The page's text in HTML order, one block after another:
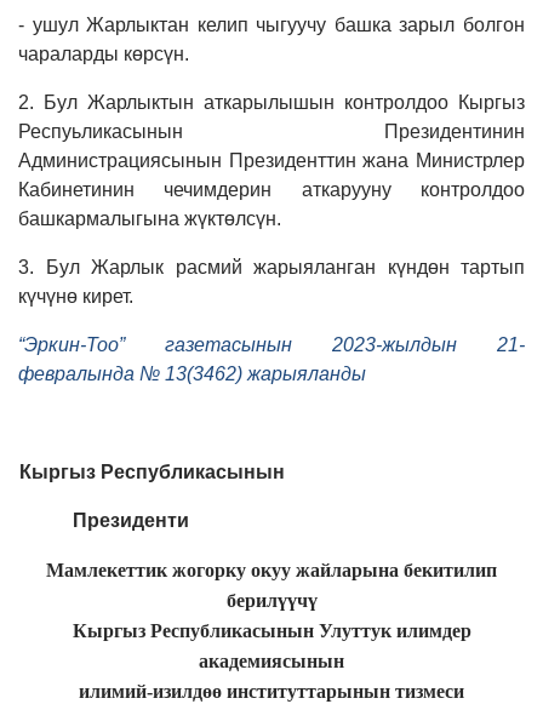
- ушул Жарлыктан келип чыгуучу башка зарыл болгон
чараларды көрсүн.
2. Бул Жарлыктын аткарылышын контролдоо Кыргыз
Респуьликасынын Президентинин
Администрациясынын Президенттин жана Министрлер
Кабинетинин чечимдерин аткарууну контролдоо
башкармалыгына жүктөлсүн.
3. Бул Жарлык расмий жарыяланган күндөн тартып
күчүнө кирет.
“Эркин-Тоо” газетасынын 2023-жылдын 21-
февралында № 13(3462) жарыяланды
Кыргыз Республикасынын
Президенти
Мамлекеттик жогорку окуу жайларына бекитилип
берилүүчү
Кыргыз Республикасынын Улуттук илимдер
академиясынын
илимий-изилдөө институттарынын тизмеси